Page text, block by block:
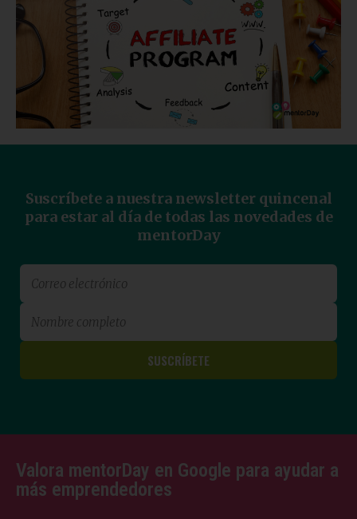
Suscríbete a nuestra newsletter quincenal
para estar al día de todas las novedades de
mentorDay
Valora mentorDay en Google para ayudar a
más emprendedores